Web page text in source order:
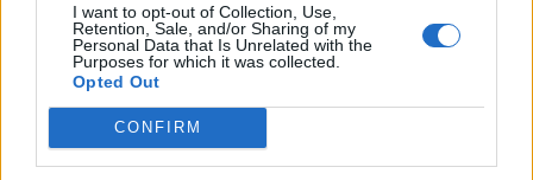
I want to opt-out of Collection, Use,
Retention, Sale, and/or Sharing of my
Personal Data that Is Unrelated with the
Purposes for which it was collected.
Opted Out
CONFIRM
Δεν στεκόμαστε στα λάθη του μακρινού
παρελθόντος (4+ χρόνια πίσω), αλλά κοιτάμε
μπροστά. Ναι, ξέρω, κάποιοι μας απογοήτευσαν,
κάποιοι δεν εκπλήρωσαν τις υποσχέσεις τους, οι